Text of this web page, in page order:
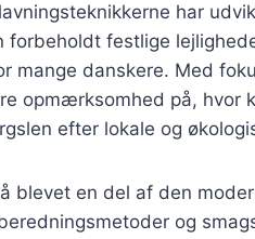
har
forbeholdt festlige
mange danskere. Med
opmærksomhed på, hvor
efter lokale og
blevet en del af den
og